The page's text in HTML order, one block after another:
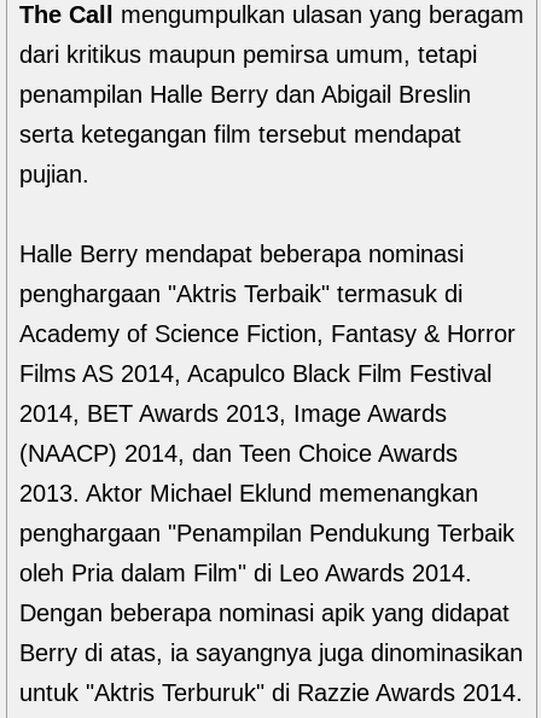
The Call
mengumpulkan ulasan yang beragam
dari kritikus maupun pemirsa umum, tetapi
penampilan Halle Berry dan Abigail Breslin
serta ketegangan film tersebut mendapat
pujian.
Halle Berry mendapat beberapa nominasi
penghargaan "Aktris Terbaik" termasuk di
Academy of Science Fiction, Fantasy & Horror
Films AS 2014, Acapulco Black Film Festival
2014, BET Awards 2013, Image Awards
(NAACP) 2014, dan Teen Choice Awards
2013. Aktor Michael Eklund memenangkan
penghargaan "Penampilan Pendukung Terbaik
oleh Pria dalam Film" di Leo Awards 2014.
Dengan beberapa nominasi apik yang didapat
Berry di atas, ia sayangnya juga dinominasikan
untuk "Aktris Terburuk" di Razzie Awards 2014.